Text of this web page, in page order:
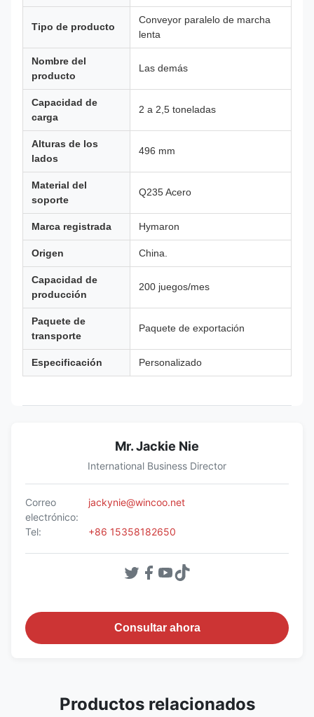
Tipo de producto
Conveyor paralelo de marcha
lenta
Nombre del
producto
Las demás
Capacidad de
carga
2 a 2,5 toneladas
Alturas de los
lados
496 mm
Material del
soporte
Q235 Acero
Marca registrada Hymaron
Origen China.
Capacidad de
producción
200 juegos/mes
Paquete de
transporte
Paquete de exportación
Especificación Personalizado
Mr. Jackie Nie
International Business Director
Correo
electrónico:
jackynie@wincoo.net
Tel: +86 15358182650
Consultar ahora
Productos relacionados